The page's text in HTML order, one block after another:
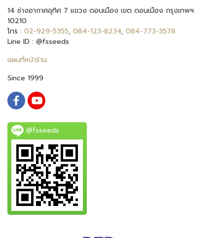
14 ช่างอากาศอุทิศ 7 แขวง ดอนเมือง เขต ดอนเมือง กรุงเทพฯ
10210
โทร : 02-929-5355, 084-123-8234, 084-773-3578
Line ID : @fsseeds
แผนที่หน้าร้าน
Since 1999
@fsseeds